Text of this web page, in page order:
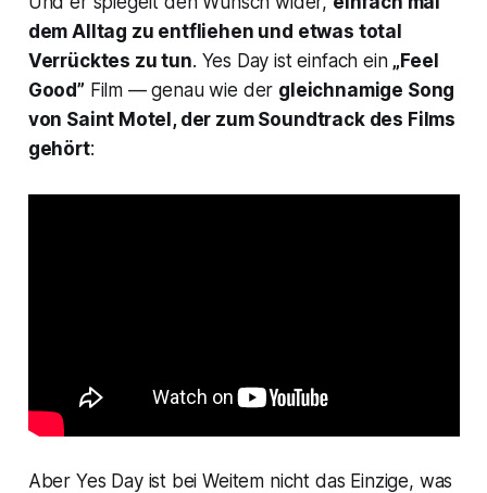
dem Alltag zu entfliehen und etwas total
Verrücktes zu tun. Yes Day ist einfach ein „Feel
Good” Film — genau wie der gleichnamige Song
von Saint Motel, der zum Soundtrack des Films
gehört:
Aber Yes Dayist bei Weitem nicht das Einzige, was